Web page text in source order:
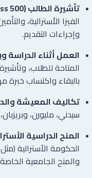
تأشيرة الطالب (Subclass 500):
وإجراءات التقديم.
العمل أثناء الدراسة
بالبقاء واكتساب خبرة
تكاليف المعيشة
سيدني، ملبورن،
المنح الدراسية
والمنح الجامعية